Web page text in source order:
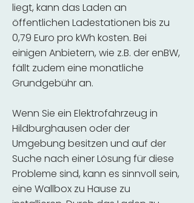
liegt, kann das Laden an
öffentlichen Ladestationen bis zu
0,79 Euro pro kWh kosten. Bei
einigen Anbietern, wie z.B. der enBW,
fällt zudem eine monatliche
Grundgebühr an.
Wenn Sie ein Elektrofahrzeug in
Hildburghausen oder der
Umgebung besitzen und auf der
Suche nach einer Lösung für diese
Probleme sind, kann es sinnvoll sein,
eine Wallbox zu Hause zu